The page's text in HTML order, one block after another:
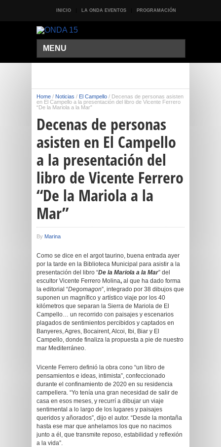
INICIO LA ONDA EVENTOS PROGRAMACIÓN
MENU
Home / Noticias / El Campello / Decenas de personas asisten
en El Campello a la presentación del libro de Vicente Ferrero
“De la Mariola a la Mar”
Decenas de personas
asisten en El Campello
a la presentación del
libro de Vicente Ferrero
“De la Mariola a la
Mar”
By Marina
Como se dice en el argot taurino, buena entrada ayer
por la tarde en la Biblioteca Municipal para asistir a la
presentación del libro “De la Mariola a la Mar” del
escultor Vicente Ferrero Molina, al que ha dado forma
la editorial “Degomagon”, integrado por 38 dibujos que
suponen un magnífico y artístico viaje por los 40
kilómetros que separan la Sierra de Mariola de El
Campello… un recorrido con paisajes y escenarios
plagados de sentimientos percibidos y captados en
Banyeres, Agres, Bocairent, Alcoi, Ibi, Biar y El
Campello, donde finaliza la propuesta a pie de nuestro
mar Mediterráneo.
Vicente Ferrero definió la obra cono “un libro de
pensamientos e ideas, intimista”, confeccionado
durante el confinamiento de 2020 en su residencia
campellera. “Yo tenía una gran necesidad de salir de
casa en esos meses, y recurrí a dibujar un viaje
sentimental a lo largo de los lugares y paisajes
queridos y añorados”, dijo el autor. “Desde la montaña
hasta ese mar que anhelamos los que no nacimos
junto a él, que transmite reposo, estabilidad y reflexión
a la vida”.